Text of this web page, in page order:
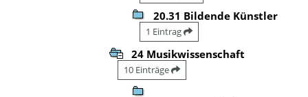
20.31 Bildende Künstler
1 Eintrag
24 Musikwissenschaft
10 Einträge